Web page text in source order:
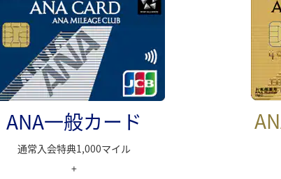
ANA一般カード
通常入会特典1,000マイル
+